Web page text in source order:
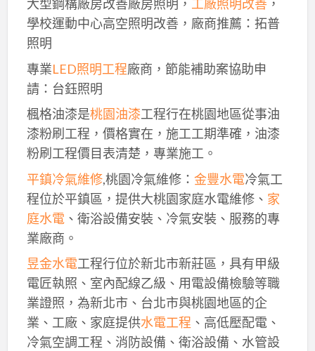
大型鋼構廠房改善廠房照明， 工廠照明改善，
學校運動中心高空照明改善，廠商推薦：拓普
照明
專業LED照明工程廠商，節能補助案協助申
請：台鈺照明
楓格油漆是桃園油漆工程行在桃園地區從事油
漆粉刷工程，價格實在，施工工期準確，油漆
粉刷工程價目表清楚，專業施工。
平鎮冷氣維修,桃園冷氣維修： 金豐水電冷氣工
程位於平鎮區，提供大桃園家庭水電維修、 家
庭水電、衛浴設備安裝、冷氣安裝、服務的專
業廠商。
昱金水電工程行位於新北市新莊區，具有甲級
電匠執照、室內配線乙級、用電設備檢驗等職
業證照，為新北市、台北市與桃園地區的企
業、工廠、家庭提供水電工程 、高低壓配電、
冷氣空調工程、消防設備、衛浴設備、水管設